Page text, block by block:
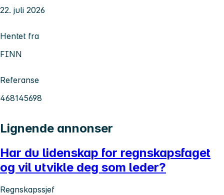
22. juli 2026
Hentet fra
FINN
Referanse
468145698
Lignende annonser
Har du lidenskap for regnskapsfaget
og vil utvikle deg som leder?
Regnskapssjef